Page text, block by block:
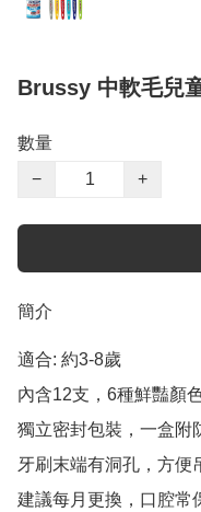
Brussy 中軟毛兒
數量
−
+
簡介
適合: 約3-8歲
內含12支，6種鮮豔顏
獨立密封包裝，一盒附
牙刷末端有洞孔，方便
建議每月更換，口腔常